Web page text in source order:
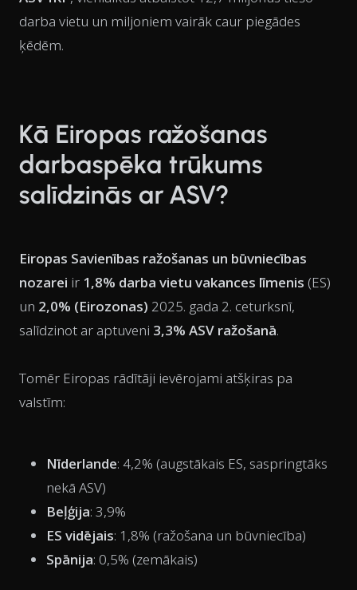
darba vietu un miljoniem vairāk caur piegādes
ķēdēm.
Kā Eiropas ražošanas
darbaspēka trūkums
salīdzinās ar ASV?
Eiropas Savienības ražošanas un būvniecības
nozarei ir 1,8% darba vietu vakances līmenis (ES)
un 2,0% (Eirozonas) 2025. gada 2. ceturksnī,
salīdzinot ar aptuveni 3,3% ASV ražošanā.
Tomēr Eiropas rādītāji ievērojami atšķiras pa
valstīm:
Nīderlande: 4,2% (augstākais ES, saspringtāks
nekā ASV)
Beļģija: 3,9%
ES vidējais: 1,8% (ražošana un būvniecība)
Spānija: 0,5% (zemākais)